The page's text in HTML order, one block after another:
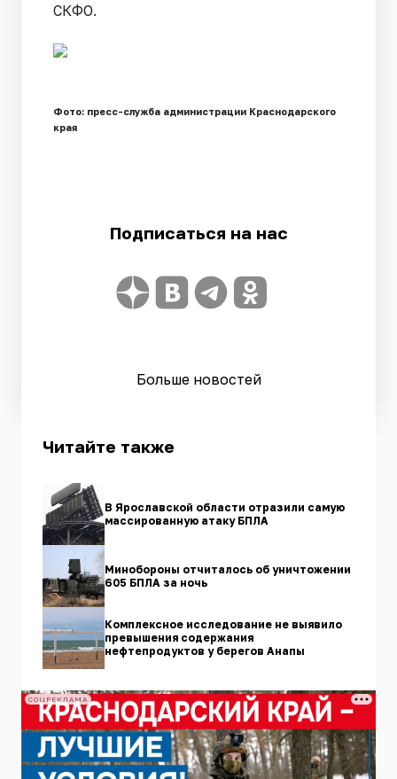
СКФО.
Фото: пресс-служба администрации Краснодарского
края
Подписаться на нас
Больше новостей
Читайте также
В Ярославской области отразили самую
массированную атаку БПЛА
Минобороны отчиталось об уничтожении
605 БПЛА за ночь
Комплексное исследование не выявило
превышения содержания
нефтепродуктов у берегов Анапы
СОЦРЕКЛАМА